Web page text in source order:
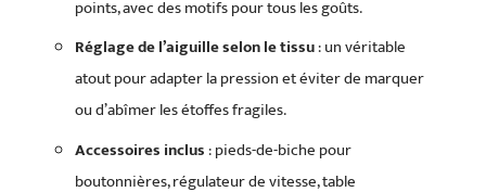
points, avec des motifs pour tous les goûts.
Réglage de l’aiguille selon le tissu: un véritable
atout pour adapter la pression et éviter de marquer
ou d’abîmer les étoffes fragiles.
Accessoires inclus: pieds-de-biche pour
boutonnières, régulateur de vitesse, table